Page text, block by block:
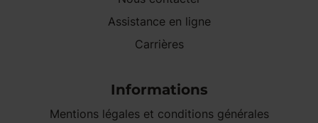
Assistance en ligne
Carrières
Informations
Mentions légales et conditions générales